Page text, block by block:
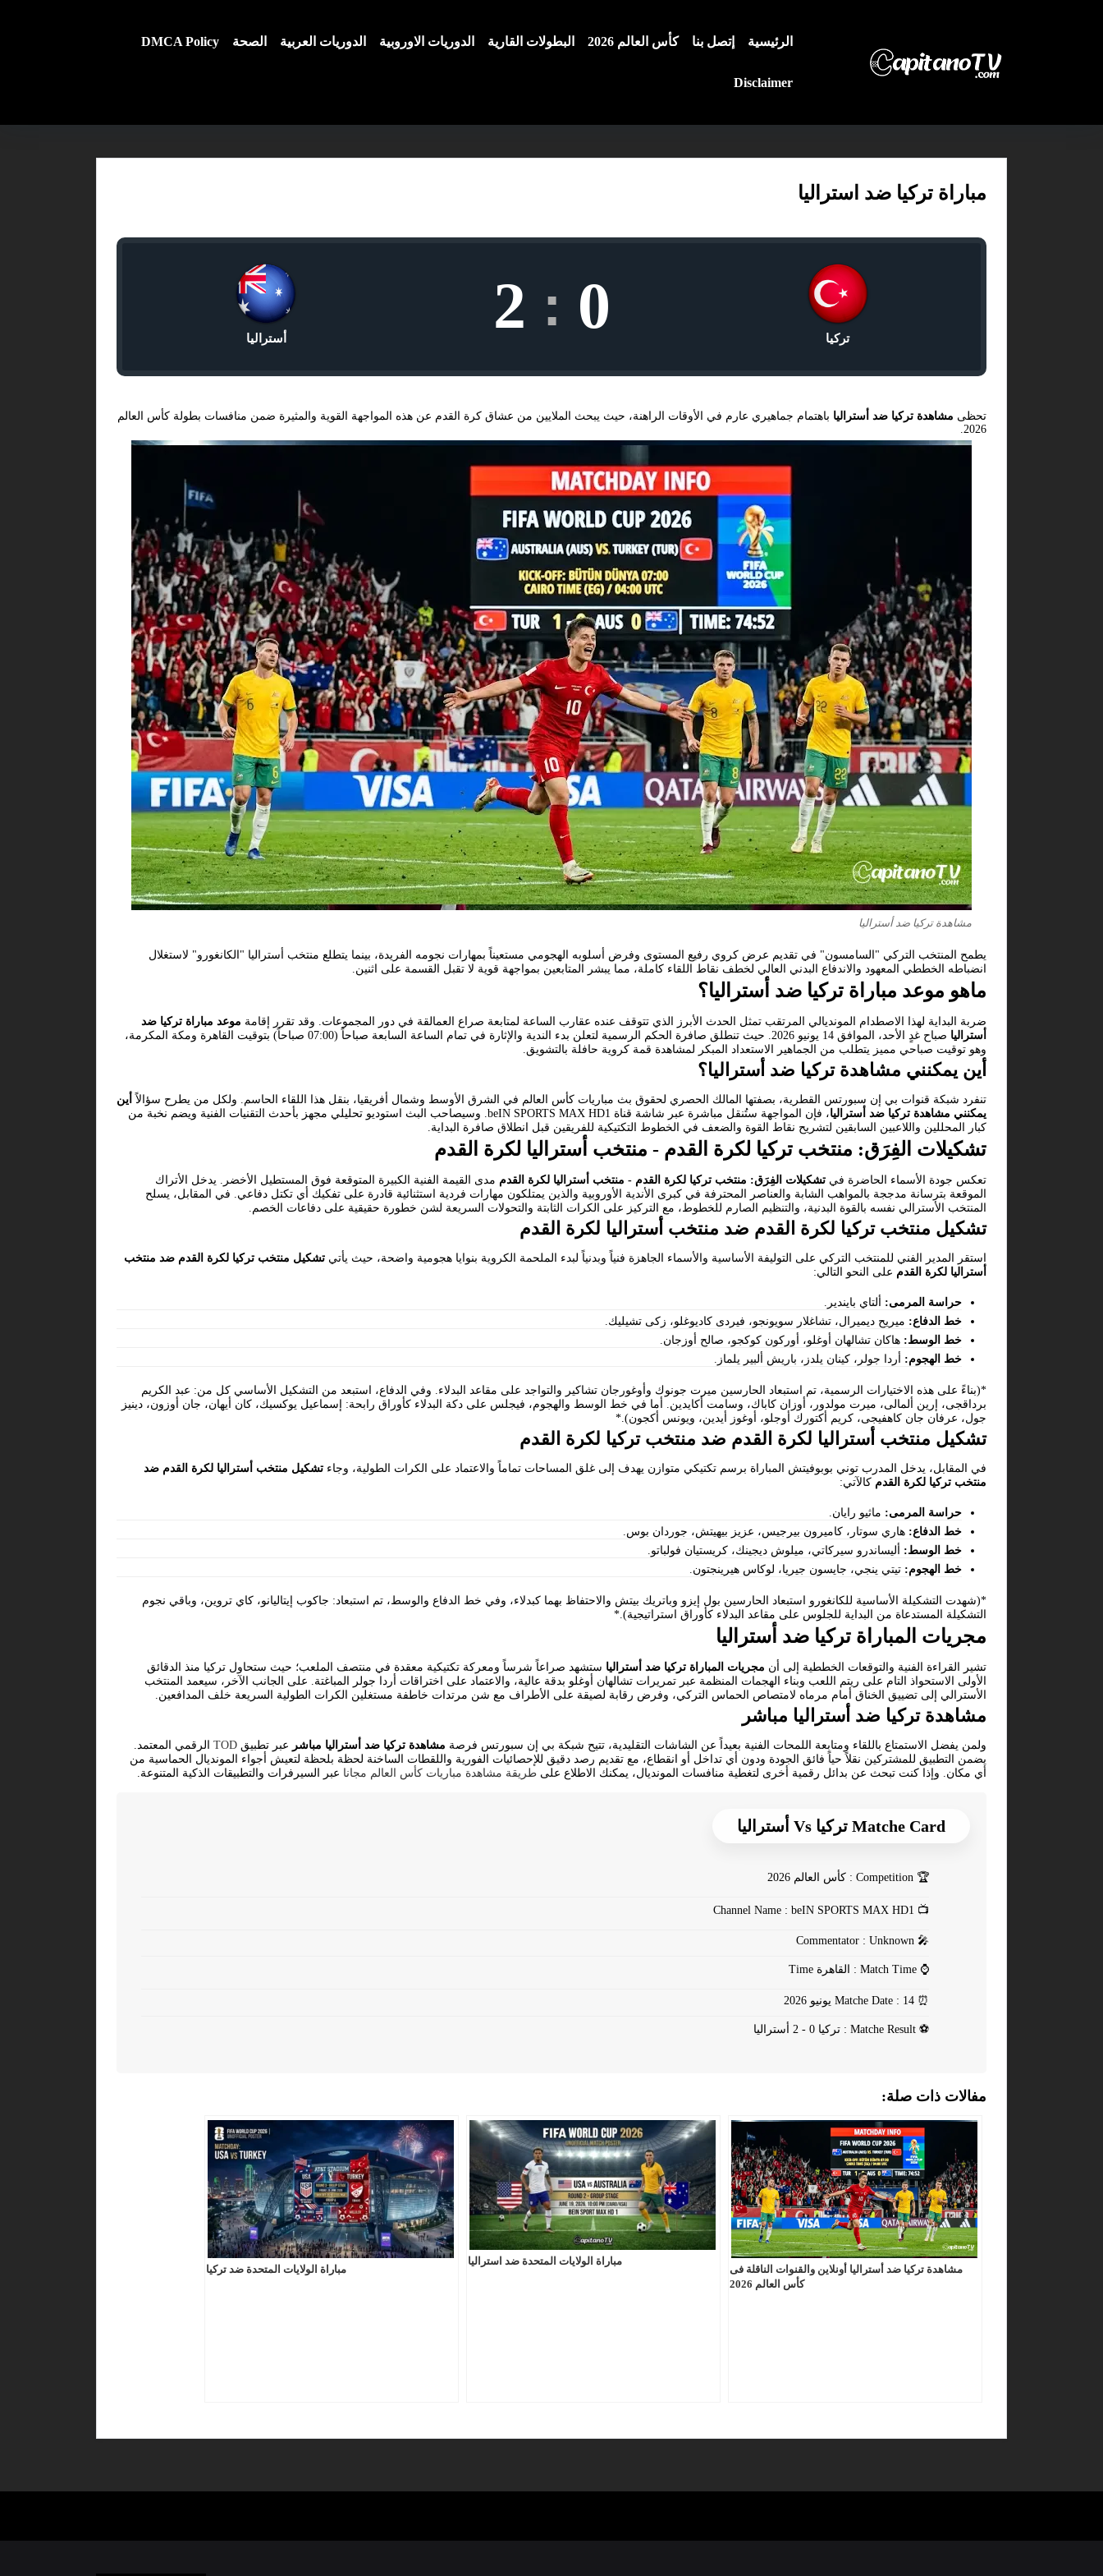
الرئيسية إتصل بنا كأس العالم 2026 البطولات القارية الدوريات الاوروبية الدوريات العربية الصحة DMCA Policy
Disclaimer
مباراة تركيا ضد استراليا
تركيا 0
:
2 أستراليا
تحظى مشاهدة تركيا ضد أستراليا باهتمام جماهيري عارم في الأوقات الراهنة، حيث يبحث الملايين من عشاق كرة القدم عن هذه المواجهة القوية والمثيرة ضمن منافسات بطولة كأس العالم
2026.
مشاهدة تركيا ضد أستراليا
يطمح المنتخب التركي "السامسون" في تقديم عرض كروي رفيع المستوى وفرض أسلوبه الهجومي مستعيناً بمهارات نجومه الفريدة، بينما يتطلع منتخب أستراليا "الكانغورو" لاستغلال
انضباطه الخططي المعهود والاندفاع البدني العالي لخطف نقاط اللقاء كاملة، مما يبشر المتابعين بمواجهة قوية لا تقبل القسمة على اثنين.
ماهو موعد مباراة تركيا ضد أستراليا؟
ضربة البداية لهذا الاصطدام المونديالي المرتقب تمثل الحدث الأبرز الذي تتوقف عنده عقارب الساعة لمتابعة صراع العمالقة في دور المجموعات. وقد تقرر إقامة موعد مباراة تركيا ضد
أستراليا
صباح غدٍ الأحد، الموافق 14 يونيو 2026. حيث تنطلق صافرة الحكم الرسمية لتعلن بدء الندية والإثارة في تمام الساعة السابعة صباحاً (07:00 صباحاً) بتوقيت القاهرة ومكة المكرمة،
وهو توقيت صباحي مميز يتطلب من الجماهير الاستعداد المبكر لمشاهدة قمة كروية حافلة بالتشويق.
أين يمكنني مشاهدة تركيا ضد أستراليا؟
تنفرد شبكة قنوات بي إن سبورتس القطرية، بصفتها المالك الحصري لحقوق بث مباريات كأس العالم في الشرق الأوسط وشمال أفريقيا، بنقل هذا اللقاء الحاسم. ولكل من يطرح سؤالاً أين
يمكنني مشاهدة تركيا ضد أستراليا
، فإن المواجهة ستُنقل مباشرة عبر شاشة قناة beIN SPORTS MAX HD1. وسيصاحب البث استوديو تحليلي مجهز بأحدث التقنيات الفنية ويضم نخبة من
كبار المحللين واللاعبين السابقين لتشريح نقاط القوة والضعف في الخطوط التكتيكية للفريقين قبل انطلاق صافرة البداية.
تشكيلات الفِرَق: منتخب تركيا لكرة القدم - منتخب أستراليا لكرة القدم
تعكس جودة الأسماء الحاضرة في تشكيلات الفِرَق: منتخب تركيا لكرة القدم - منتخب أستراليا لكرة القدم مدى القيمة الفنية الكبيرة المتوقعة فوق المستطيل الأخضر. يدخل الأتراك
الموقعة بترسانة مدججة بالمواهب الشابة والعناصر المحترفة في كبرى الأندية الأوروبية والذين يمتلكون مهارات فردية استثنائية قادرة على تفكيك أي تكتل دفاعي. في المقابل، يسلح
المنتخب الأسترالي نفسه بالقوة البدنية، والتنظيم الصارم للخطوط، مع التركيز على الكرات الثابتة والتحولات السريعة لشن خطورة حقيقية على دفاعات الخصم.
تشكيل منتخب تركيا لكرة القدم ضد منتخب أستراليا لكرة القدم
استقر المدير الفني للمنتخب التركي على التوليفة الأساسية والأسماء الجاهزة فنياً وبدنياً لبدء الملحمة الكروية بنوايا هجومية واضحة، حيث يأتي تشكيل منتخب تركيا لكرة القدم ضد منتخب
أستراليا لكرة القدم على النحو التالي:
حراسة المرمى: ألتاي بايندير.
خط الدفاع: ميريح ديميرال، تشاغلار سويونجو، فيردى كاديوغلو، زكى تشيليك.
خط الوسط: هاكان تشالهان أوغلو، أوركون كوكجو، صالح أوزجان.
خط الهجوم: أردا جولر، كينان يلدز، باريش ألبير يلماز.
*(بناءً على هذه الاختيارات الرسمية، تم استبعاد الحارسين ميرت جونوك وأوغورجان تشاكير والتواجد على مقاعد البدلاء. وفي الدفاع، استبعد من التشكيل الأساسي كل من: عبد الكريم
برداقجى، إرين ألمالى، ميرت مولدور، أوزان كاباك، وسامت أكايدين. أما في خط الوسط والهجوم، فيجلس على دكة البدلاء كأوراق رابحة: إسماعيل يوكسيك، كان أيهان، جان أوزون، دينيز
جول، عرفان جان كاهفيجى، كريم أكتورك أوجلو، أوغوز أيدين، ويونس أكجون).*
تشكيل منتخب أستراليا لكرة القدم ضد منتخب تركيا لكرة القدم
في المقابل، يدخل المدرب توني بوبوفيتش المباراة برسم تكتيكي متوازن يهدف إلى غلق المساحات تماماً والاعتماد على الكرات الطولية، وجاء تشكيل منتخب أستراليا لكرة القدم ضد
منتخب تركيا لكرة القدم كالآتي:
حراسة المرمى: ماثيو رايان.
خط الدفاع: هاري سوتار، كاميرون بيرجيس، عزيز بيهيتش، جوردان بوس.
خط الوسط: أليساندرو سيركاتي، ميلوش ديجينك، كريستيان فولباتو.
خط الهجوم: تيتي ينجي، جايسون جيريا، لوكاس هيرينجتون.
*(شهدت التشكيلة الأساسية للكانغورو استبعاد الحارسين بول إيزو وباتريك بيتش والاحتفاظ بهما كبدلاء، وفي خط الدفاع والوسط، تم استبعاد: جاكوب إيتاليانو، كاي تروين، وباقي نجوم
التشكيلة المستدعاة من البداية للجلوس على مقاعد البدلاء كأوراق استراتيجية).*
مجريات المباراة تركيا ضد أستراليا
تشير القراءة الفنية والتوقعات الخططية إلى أن مجريات المباراة تركيا ضد أستراليا ستشهد صراعاً شرساً ومعركة تكتيكية معقدة في منتصف الملعب؛ حيث ستحاول تركيا منذ الدقائق
الأولى الاستحواذ التام على ريتم اللعب وبناء الهجمات المنظمة عبر تمريرات تشالهان أوغلو بدقة عالية، والاعتماد على اختراقات أردا جولر المباغتة. على الجانب الآخر، سيعمد المنتخب
الأسترالي إلى تضييق الخناق أمام مرماه لامتصاص الحماس التركي، وفرض رقابة لصيقة على الأطراف مع شن مرتدات خاطفة مستغلين الكرات الطولية السريعة خلف المدافعين.
مشاهدة تركيا ضد أستراليا مباشر
ولمن يفضل الاستمتاع باللقاء ومتابعة اللمحات الفنية بعيداً عن الشاشات التقليدية، تتيح شبكة بي إن سبورتس فرصة مشاهدة تركيا ضد أستراليا مباشر عبر تطبيق TOD الرقمي المعتمد.
يضمن التطبيق للمشتركين نقلاً حياً فائق الجودة ودون أي تداخل أو انقطاع، مع تقديم رصد دقيق للإحصائيات الفورية واللقطات الساخنة لحظة بلحظة لتعيش أجواء المونديال الحماسية من
أي مكان. وإذا كنت تبحث عن بدائل رقمية أخرى لتغطية منافسات المونديال، يمكنك الاطلاع على طريقة مشاهدة مباريات كأس العالم مجانا عبر السيرفرات والتطبيقات الذكية المتنوعة.
Matche Card تركيا Vs أستراليا
🏆
📺
🎤
⌚
⏰
⚽
مفالات ذات صلة:
مشاهدة تركيا ضد أستراليا أونلاين والقنوات الناقلة فى
كأس العالم 2026
مباراة الولايات المتحدة ضد استراليا
مباراة الولايات المتحدة ضد تركيا